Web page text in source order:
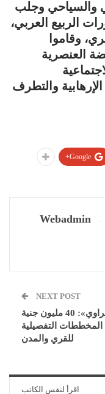
والسياحي وجلب
الربيع العربي،
وقاموا
العنصرية
والتطرف
Google+
Webadmin
NEXT POST
« شعراوي»: 40 مليون جنية
المخططات التفصيلية
للقري والمدن
اقرأ لنفس الكاتب